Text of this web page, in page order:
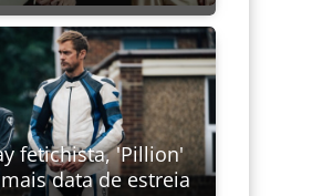
fetichista, 'Pillion'
data de estreia